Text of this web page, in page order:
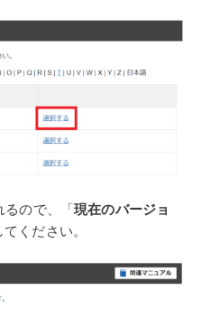
るので、「現在のバージョ
ください。